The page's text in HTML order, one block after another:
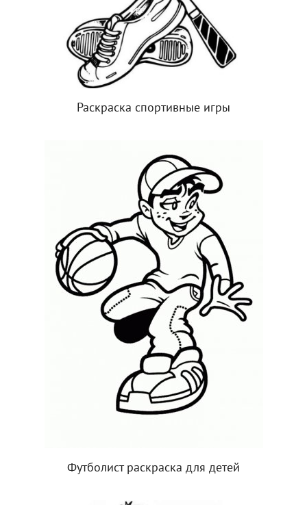
Раскраска спортивные игры
Футболист раскраска для детей